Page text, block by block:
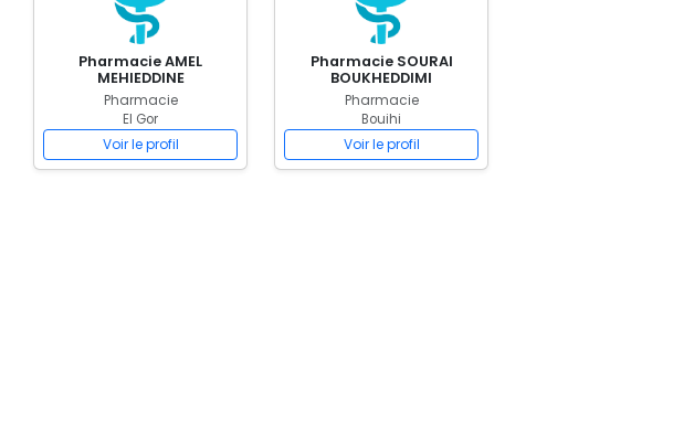
Pharmacie AMEL
MEHIEDDINE
Pharmacie
El Gor
Voir le profil
Pharmacie SOURAI
BOUKHEDDIMI
Pharmacie
Bouihi
Voir le profil